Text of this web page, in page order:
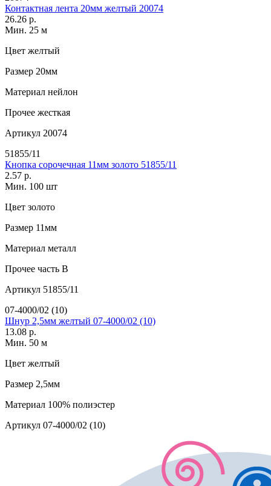
Контактная лента 20мм желтый 20074
26.26 р.
Мин. 25 м
Цвет желтый
Размер 20мм
Материал нейлон
Прочее жесткая
Артикул 20074
51855/11
Кнопка сорочечная 11мм золото 51855/11
2.57 р.
Мин. 100 шт
Цвет золото
Размер 11мм
Материал металл
Прочее часть B
Артикул 51855/11
07-4000/02 (10)
Шнур 2,5мм желтый 07-4000/02 (10)
13.08 р.
Мин. 50 м
Цвет желтый
Размер 2,5мм
Материал 100% полиэстер
Артикул 07-4000/02 (10)